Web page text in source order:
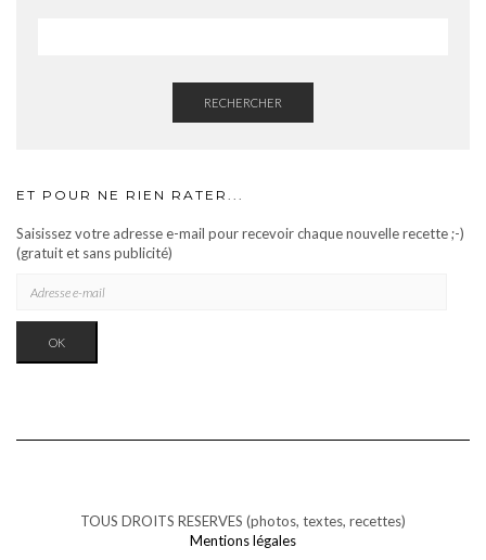
RECHERCHER
ET POUR NE RIEN RATER...
Saisissez votre adresse e-mail pour recevoir chaque nouvelle recette ;-)
(gratuit et sans publicité)
OK
TOUS DROITS RESERVES (photos, textes, recettes)
Mentions légales